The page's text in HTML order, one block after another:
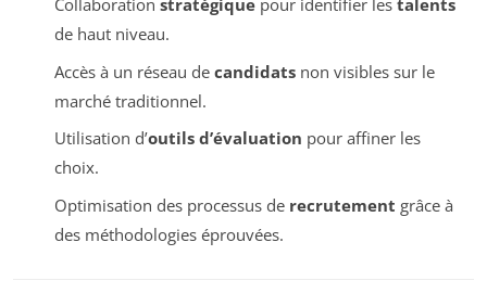
Collaboration stratégiquepour identifier les talents
de haut niveau.
Accès à un réseau de candidatsnon visibles sur le
marché traditionnel.
Utilisation d’outils d’évaluation pour affiner les
choix.
Optimisation des processus de recrutement grâce à
des méthodologies éprouvées.